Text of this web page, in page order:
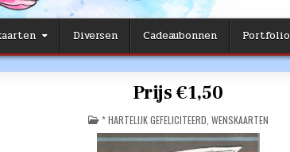
Diversen Cadeaubonnen Portfolio
Prijs €1,50
POSTED
IN
* HARTELIJK GEFELICITEERD WENSKAARTEN